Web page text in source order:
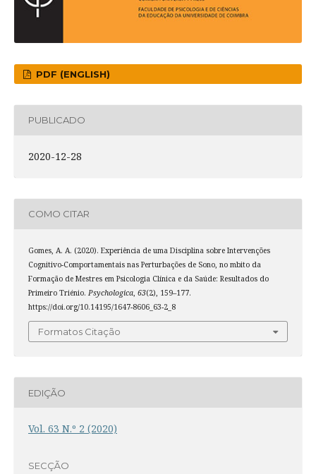
PDF (ENGLISH)
PUBLICADO
2020-12-28
COMO CITAR
Gomes, A. A. (2020). Experiência de uma Disciplina sobre Intervenções
Cognitivo-Comportamentais nas Perturbações de Sono, no mbito da
Formação de Mestres em Psicologia Clínica e da Saúde: Resultados do
Primeiro Triénio. Psychologica, 63(2), 159–177.
https://doi.org/10.14195/1647-8606_63-2_8
Formatos Citação
EDIÇÃO
Vol. 63 N.º 2 (2020)
SECÇÃO